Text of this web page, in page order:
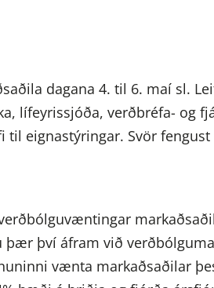
dagana 4. til 6. maí sl.
lífeyrissjóða, verðbréfa- og
eignastýringar. Svör
þær því áfram við
vænta markaðsaðilar